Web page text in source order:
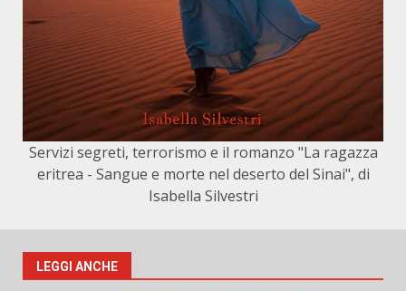
Servizi segreti, terrorismo e il romanzo "La ragazza
eritrea - Sangue e morte nel deserto del Sinai", di
Isabella Silvestri
LEGGI ANCHE